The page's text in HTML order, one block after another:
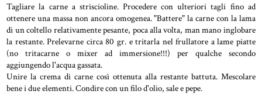
Tagliare la carne a striscioline. Procedere con ulteriori tagli fino ad
ottenere una massa non ancora omogenea. "Battere" la carne con la lama
di un coltello relativamente pesante, poca alla volta, man mano inglobare
la restante. Prelevarne circa 80 gr. e tritarla nel frullatore a lame piatte
(no tritacarne o mixer ad immersione!!!) per qualche secondo
aggiungendo l'acqua gassata.
Unire la crema di carne così ottenuta alla restante battuta. Mescolare
bene i due elementi. Condire con un filo d'olio, sale e pepe.